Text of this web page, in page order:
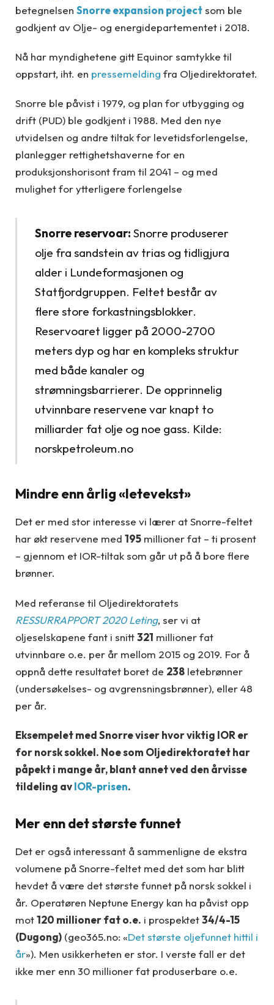
betegnelsen Snorre expansion projectsom ble
godkjent av Olje- og energidepartementet i 2018.
Nå har myndighetene gitt Equinor samtykke til
oppstart, iht. en pressemelding fra Oljedirektoratet.
Snorre ble påvist i 1979, og plan for utbygging og
drift (PUD) ble godkjent i 1988. Med den nye
utvidelsen og andre tiltak for levetidsforlengelse,
planlegger rettighetshaverne for en
produksjonshorisont fram til 2041 – og med
mulighet for ytterligere forlengelse
Snorre reservoar: Snorre produserer
olje fra sandstein av trias og tidligjura
alder i Lundeformasjonen og
Statfjordgruppen. Feltet består av
flere store forkastningsblokker.
Reservoaret ligger på 2000-2700
meters dyp og har en kompleks struktur
med både kanaler og
strømningsbarrierer. De opprinnelig
utvinnbare reservene var knapt to
milliarder fat olje og noe gass. Kilde:
norskpetroleum.no
Mindre enn årlig «letevekst»
Det er med stor interesse vi lærer at Snorre-feltet
har økt reservene med 195 millioner fat – ti prosent
– gjennom et IOR-tiltak som går ut på å bore flere
brønner.
Med referanse til Oljedirektoratets
RESSURRAPPORT 2020 Leting, ser vi at
oljeselskapene fant i snitt321 millioner fat
utvinnbare o.e. per år mellom 2015 og 2019. For å
oppnå dette resultatet boret de 238 letebrønner
(undersøkelses- og avgrensningsbrønner), eller 48
per år.
Eksempelet med Snorre viser hvor viktig IOR er
for norsk sokkel. Noe som Oljedirektoratet har
påpekt i mange år, blant annet ved den årvisse
tildeling avIOR-prisen.
Mer enn det største funnet
Det er også interessant å sammenligne de ekstra
volumene på Snorre-feltet med det som har blitt
hevdet å være det største funnet på norsk sokkel i
år. Operatøren Neptune Energy kan ha påvist opp
mot120 millioner fat o.e. i prospektet34/4-15
(Dugong) (geo365.no: «Det største oljefunnet hittil i
år»). Men usikkerheten er stor. I verste fall er det
ikke mer enn 30 millioner fat produserbare o.e.